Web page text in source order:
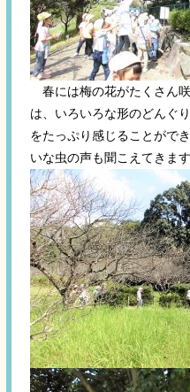
春には梅の花がたくさん
は、いろいろな形のどんぐ
をたっぷり感じることがで
いな虫の声も聞こえてきます